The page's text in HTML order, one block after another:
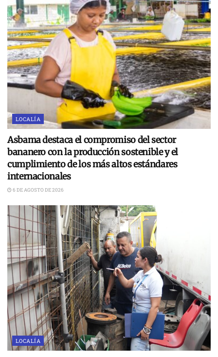
LOCALÍA
Asbama destaca el compromiso del sector
bananero con la producción sostenible y el
cumplimiento de los más altos estándares
internacionales
6 DE AGOSTO DE 2026
LOCALÍA